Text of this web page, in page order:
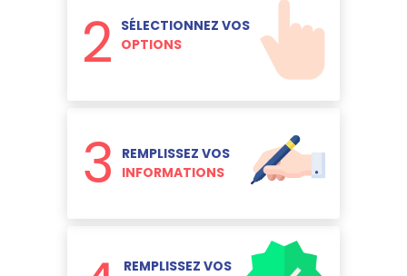
2 SÉLECTIONNEZ VOS
OPTIONS
3
REMPLISSEZ VOS
INFORMATIONS
REMPLISSEZ VOS